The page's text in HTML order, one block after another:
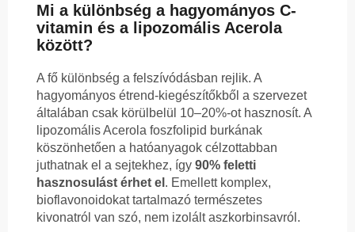
Mi a különbség a hagyományos C-
vitamin és a lipozomális Acerola
között?
A fő különbség a felszívódásban rejlik. A
hagyományos étrend-kiegészítőkből a szervezet
általában csak körülbelül 10–20%-ot hasznosít. A
lipozomális Acerola foszfolipid burkának
köszönhetően a hatóanyagok célzottabban
juthatnak el a sejtekhez, így 90% feletti
hasznosulást érhet el . Emellett komplex,
bioflavonoidokat tartalmazó természetes
kivonatról van szó, nem izolált aszkorbinsavról.